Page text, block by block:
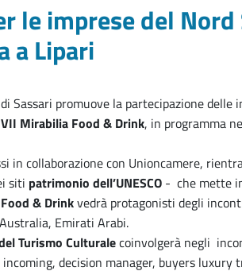
le imprese del
a Lipari
Sassari promuove la partecipazione
VII Mirabilia Food & Drink, in programma
in collaborazione con Unioncamere,
siti patrimonio dell’UNESCO - che mette
& Drinkvedrà protagonisti degli
Emirati Arabi.
Turismo Culturalecoinvolgerà negli
decision manager, buyers luxury